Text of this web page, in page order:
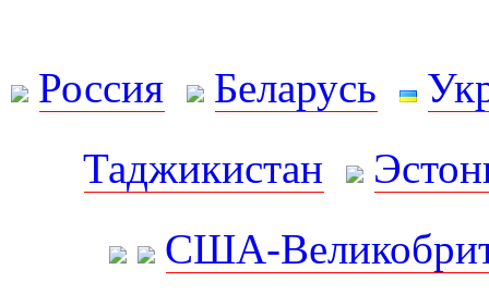
Россия Беларусь
Таджикистан
США-